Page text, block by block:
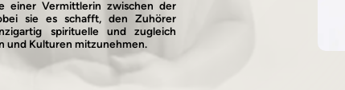
einer Vermittlerin zwischen der
sie es schafft, den Zuhörer
spirituelle und zugleich
und Kulturen mitzunehmen.